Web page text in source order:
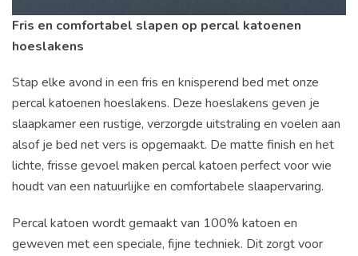
Fris en comfortabel slapen op percal katoenen
hoeslakens
Stap elke avond in een fris en knisperend bed met onze
percal katoenen hoeslakens. Deze hoeslakens geven je
slaapkamer een rustige, verzorgde uitstraling en voelen aan
alsof je bed net vers is opgemaakt. De matte finish en het
lichte, frisse gevoel maken percal katoen perfect voor wie
houdt van een natuurlijke en comfortabele slaapervaring.
Percal katoen wordt gemaakt van 100% katoen en
geweven met een speciale, fijne techniek. Dit zorgt voor